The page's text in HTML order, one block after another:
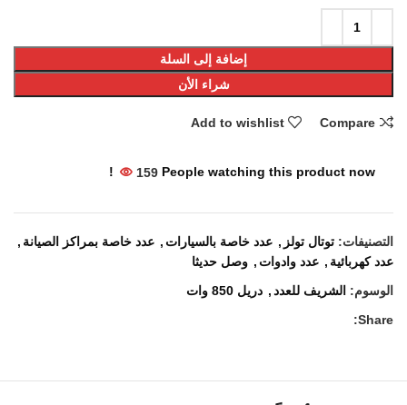
إضافة إلى السلة
شراء الأن
Compare
Add to wishlist
159 People watching this product now!
التصنيفات: توتال تولز , عدد خاصة بالسيارات , عدد خاصة بمراكز الصيانة ,
عدد كهربائية , عدد وادوات , وصل حديثا
الوسوم: الشريف للعدد, دريل 850 وات
Share: